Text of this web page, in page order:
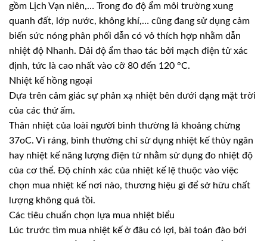
gồm Lịch Vạn niên,… Trong đo độ ẩm môi trường xung
quanh đất, lớp nước, không khí,… cũng đang sử dụng cảm
biến sức nóng phân phối dẫn có vỏ thích hợp nhằm dẫn
nhiệt độ Nhanh. Dải độ ẩm thao tác bởi mạch điện tử xác
định, tức là cao nhất vào cỡ 80 đến 120 °C.
Nhiệt kế hồng ngoại
Dựa trên cảm giác sự phản xạ nhiệt bên dưới dạng mặt trời
của các thứ ấm.
Thân nhiệt của loài người bình thường là khoảng chừng
37oC. Vì ráng, bình thường chỉ sử dụng nhiệt kế thủy ngân
hay nhiệt kế năng lượng điện tử nhằm sử dụng đo nhiệt độ
của cơ thể. Độ chính xác của nhiệt kế lệ thuộc vào việc
chọn mua nhiệt kế nơi nào, thương hiệu gì để sở hữu chất
lượng không quá tồi.
Các tiêu chuẩn chọn lựa mua nhiệt biểu
Lúc trước tìm mua nhiệt kế ở đâu có lợi, bài toán đào bới